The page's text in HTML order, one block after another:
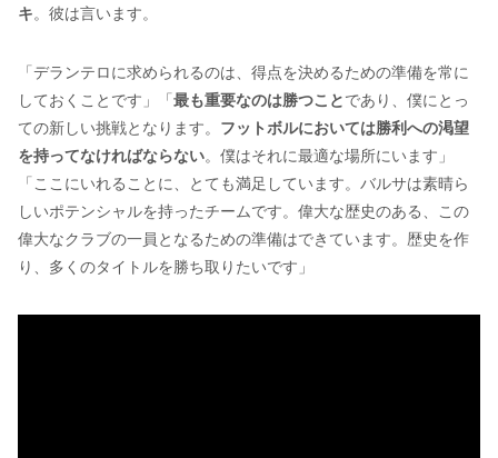
キ。彼は言います。
「デランテロに求められるのは、得点を決めるための準備を常に
しておくことです」「 最も重要なのは勝つことであり、僕にとっ
ての新しい挑戦となります。 フットボルにおいては勝利への渇望
を持ってなければならない。僕はそれに最適な場所にいます」
「ここにいれることに、とても満足しています。バルサは素晴ら
しいポテンシャルを持ったチームです。偉大な歴史のある、この
偉大なクラブの一員となるための準備はできています。歴史を作
り、多くのタイトルを勝ち取りたいです」